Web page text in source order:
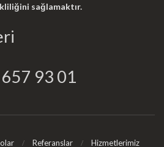
sağlamaktır.
93 01
Referanslar Hizmetlerimiz